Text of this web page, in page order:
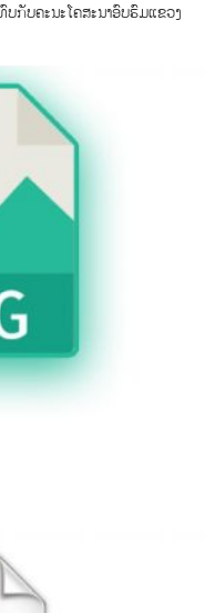
ກັບ​ຄະ​ນະ​ໂຄ​ສະ​ນາ​ອົບ​ຮົມ​ແຂວງ​